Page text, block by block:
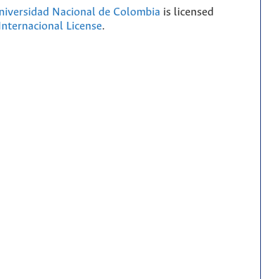
Nacional de Colombia is licensed
License.